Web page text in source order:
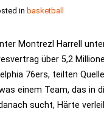
in basketball
Montrezl Harrell
über 5,2
76ers, teilten
einem Team, das in
sucht, Härte